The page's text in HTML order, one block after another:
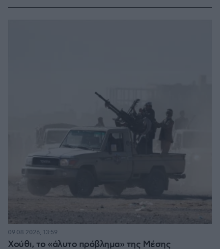
Χούθι, το «άλυτο πρόβλημα» της Μέσης
09.08.2026, 13:59